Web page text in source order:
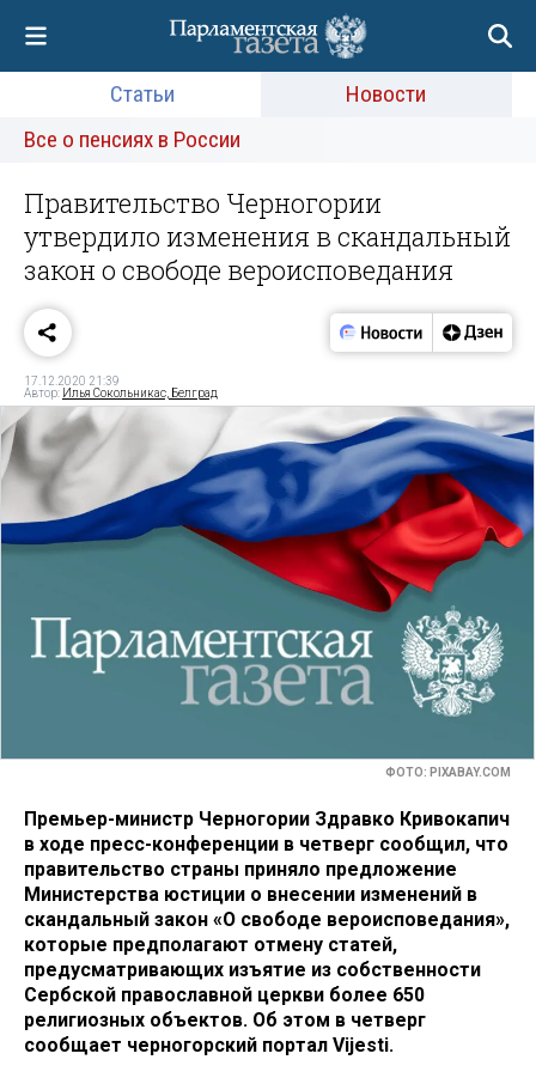
Статьи
Новости
Все о пенсиях в России
Правительство Черногории
утвердило изменения в скандальный
закон о свободе вероисповедания
17.12.2020 21:39
Автор: Илья Сокольникас, Белград
ФОТО: PIXABAY.COM
Премьер-министр Черногории Здравко Кривокапич
в ходе пресс-конференции в четверг сообщил, что
правительство страны приняло предложение
Министерства юстиции о внесении изменений в
скандальный закон «О свободе вероисповедания»,
которые предполагают отмену статей,
предусматривающих изъятие из собственности
Сербской православной церкви более 650
религиозных объектов. Об этом в четверг
сообщает черногорский портал Vijesti.